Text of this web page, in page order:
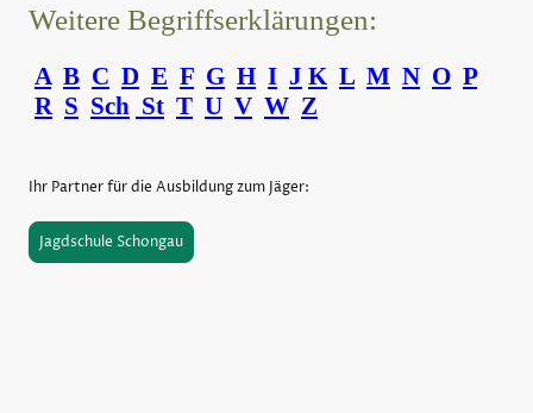
Weitere Begriffserklärungen:
A B C D E F G H I J K L M N O P
R S Sch St T U V W Z
Ihr Partner für die Ausbildung zum Jäger:
Jagdschule Schongau